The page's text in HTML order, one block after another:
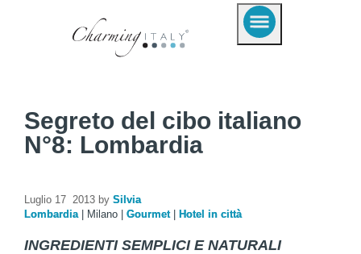
Segreto del cibo italiano
N°8: Lombardia
Luglio 17 2013 by Silvia
Lombardia
Milano Gourmet Hotel in città
INGREDIENTI SEMPLICI E NATURALI